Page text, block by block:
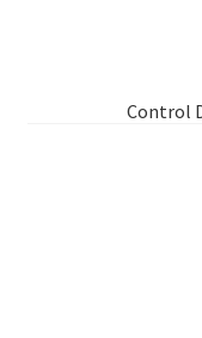
Control